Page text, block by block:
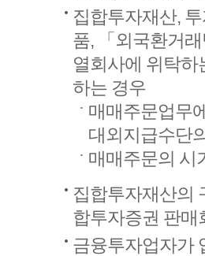
집합투자재산,
품, 「외국환거
열회사에 위탁하
하는 경우
매매주문업무
대외지급수단
매매주문의 시
집합투자재산의
합투자증권 판매
금융투자업자가